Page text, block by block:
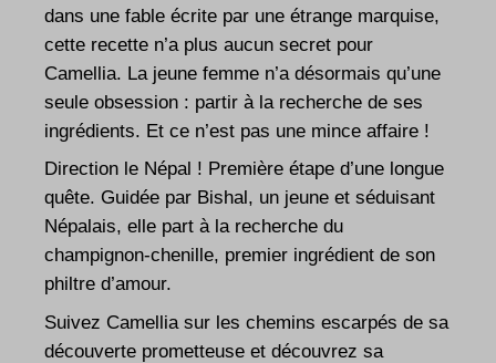
dans une fable écrite par une étrange marquise,
cette recette n’a plus aucun secret pour
Camellia. La jeune femme n’a désormais qu’une
seule obsession : partir à la recherche de ses
ingrédients. Et ce n’est pas une mince affaire !
Direction le Népal ! Première étape d’une longue
quête. Guidée par Bishal, un jeune et séduisant
Népalais, elle part à la recherche du
champignon-chenille, premier ingrédient de son
philtre d’amour.
Suivez Camellia sur les chemins escarpés de sa
découverte prometteuse et découvrez sa